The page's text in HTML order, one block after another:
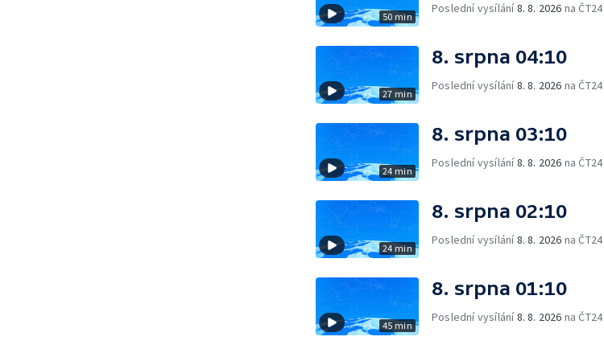
50 min
Poslední vysílání8. 8. 2026 na ČT24
27 min
8. srpna 04:10
Poslední vysílání8. 8. 2026 na ČT24
24 min
8. srpna 03:10
Poslední vysílání8. 8. 2026 na ČT24
24 min
8. srpna 02:10
Poslední vysílání8. 8. 2026 na ČT24
45 min
8. srpna 01:10
Poslední vysílání8. 8. 2026 na ČT24